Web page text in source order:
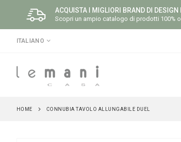
ACQUISTA I MIGLIORI BRAND DI DESIGN
Scopri un ampio catalogo di prodotti 100%
LINGUA
ITALIANO
HOME CONNUBIA TAVOLO ALLUNGABILE DUEL